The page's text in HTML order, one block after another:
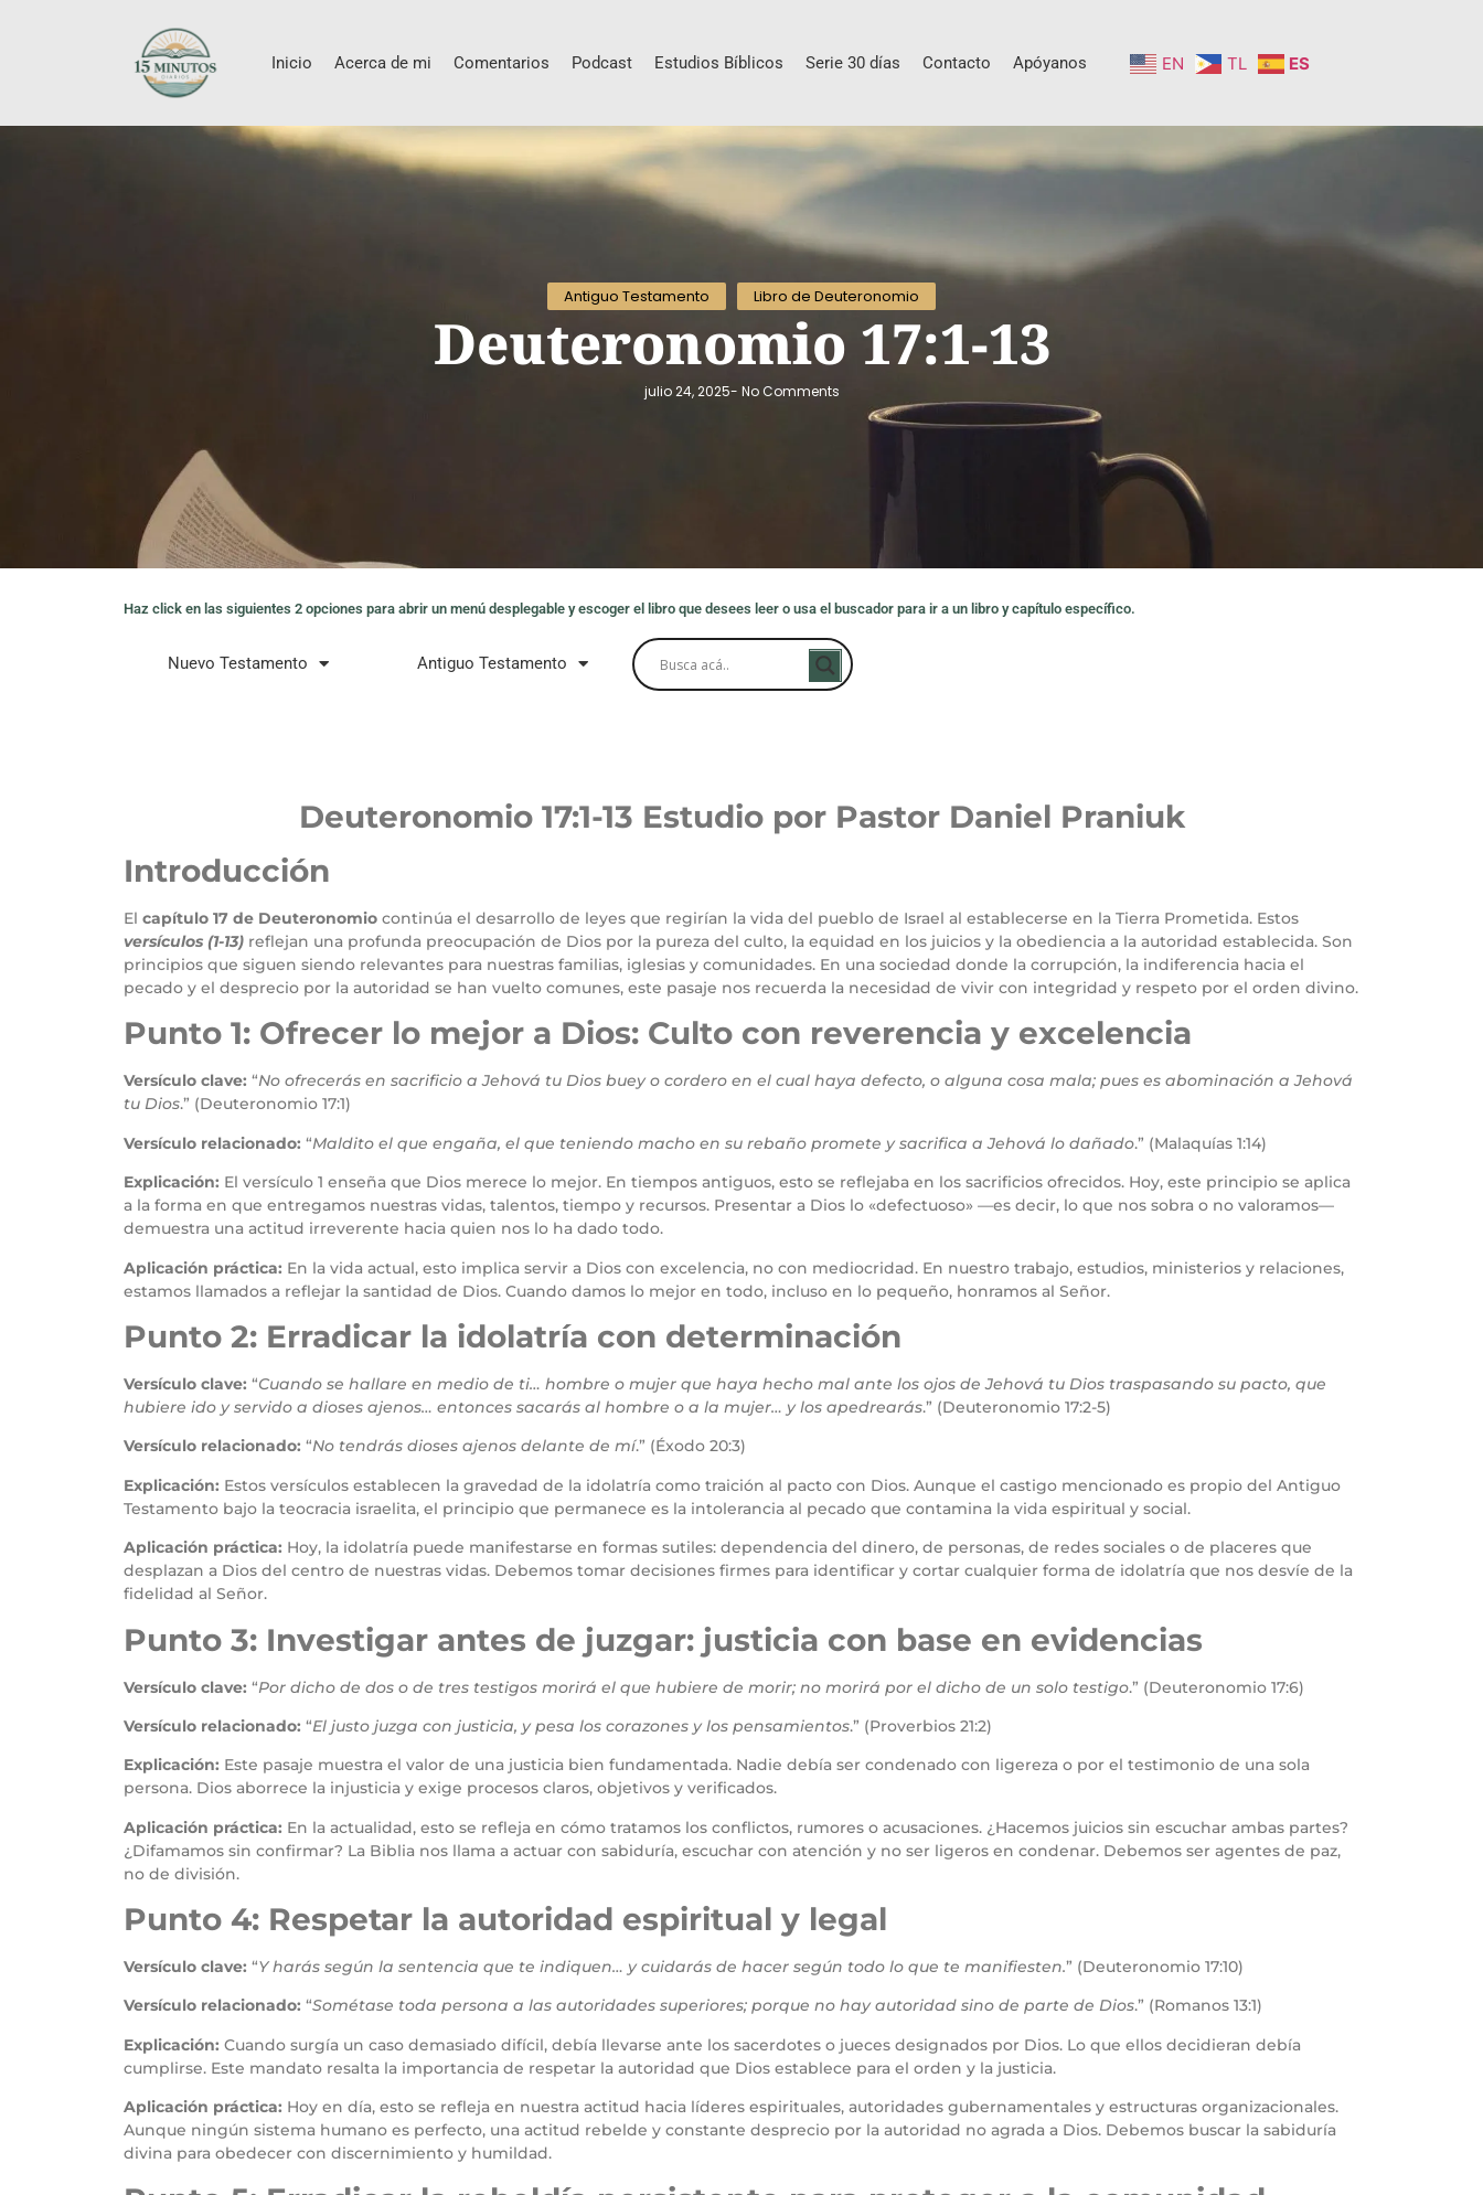
Inicio Acerca de mi Comentarios Podcast Estudios Bíblicos Serie 30 días Contacto Apóyanos EN TL ES
Antiguo Testamento Libro de Deuteronomio
Deuteronomio 17:1-13
julio 24, 2025- No Comments
Haz click en las siguientes 2 opciones para abrir un menú desplegable y escoger el libro que desees leer o usa el buscador para ir a un libro y capítulo específico.
Nuevo Testamento Antiguo Testamento
Deuteronomio 17:1-13 Estudio por Pastor Daniel Praniuk
Introducción
El capítulo 17 de Deuteronomio continúa el desarrollo de leyes que regirían la vida del pueblo de Israel al establecerse en la Tierra Prometida. Estos
versículos (1-13) reflejan una profunda preocupación de Dios por la pureza del culto, la equidad en los juicios y la obediencia a la autoridad establecida. Son
principios que siguen siendo relevantes para nuestras familias, iglesias y comunidades. En una sociedad donde la corrupción, la indiferencia hacia el
pecado y el desprecio por la autoridad se han vuelto comunes, este pasaje nos recuerda la necesidad de vivir con integridad y respeto por el orden divino.
Punto 1: Ofrecer lo mejor a Dios: Culto con reverencia y excelencia
Versículo clave: “No ofrecerás en sacrificio a Jehová tu Dios buey o cordero en el cual haya defecto, o alguna cosa mala; pues es abominación a Jehová
tu Dios.” (Deuteronomio 17:1)
Versículo relacionado: “Maldito el que engaña, el que teniendo macho en su rebaño promete y sacrifica a Jehová lo dañado.” (Malaquías 1:14)
Explicación: El versículo 1 enseña que Dios merece lo mejor. En tiempos antiguos, esto se reflejaba en los sacrificios ofrecidos. Hoy, este principio se aplica
a la forma en que entregamos nuestras vidas, talentos, tiempo y recursos. Presentar a Dios lo «defectuoso» —es decir, lo que nos sobra o no valoramos—
demuestra una actitud irreverente hacia quien nos lo ha dado todo.
Aplicación práctica: En la vida actual, esto implica servir a Dios con excelencia, no con mediocridad. En nuestro trabajo, estudios, ministerios y relaciones,
estamos llamados a reflejar la santidad de Dios. Cuando damos lo mejor en todo, incluso en lo pequeño, honramos al Señor.
Punto 2: Erradicar la idolatría con determinación
Versículo clave: “Cuando se hallare en medio de ti… hombre o mujer que haya hecho mal ante los ojos de Jehová tu Dios traspasando su pacto, que
hubiere ido y servido a dioses ajenos… entonces sacarás al hombre o a la mujer… y los apedrearás.” (Deuteronomio 17:2-5)
Versículo relacionado: “No tendrás dioses ajenos delante de mí.” (Éxodo 20:3)
Explicación: Estos versículos establecen la gravedad de la idolatría como traición al pacto con Dios. Aunque el castigo mencionado es propio del Antiguo
Testamento bajo la teocracia israelita, el principio que permanece es la intolerancia al pecado que contamina la vida espiritual y social.
Aplicación práctica: Hoy, la idolatría puede manifestarse en formas sutiles: dependencia del dinero, de personas, de redes sociales o de placeres que
desplazan a Dios del centro de nuestras vidas. Debemos tomar decisiones firmes para identificar y cortar cualquier forma de idolatría que nos desvíe de la
fidelidad al Señor.
Punto 3: Investigar antes de juzgar: justicia con base en evidencias
Versículo clave: “Por dicho de dos o de tres testigos morirá el que hubiere de morir; no morirá por el dicho de un solo testigo.” (Deuteronomio 17:6)
Versículo relacionado: “El justo juzga con justicia, y pesa los corazones y los pensamientos.” (Proverbios 21:2)
Explicación: Este pasaje muestra el valor de una justicia bien fundamentada. Nadie debía ser condenado con ligereza o por el testimonio de una sola
persona. Dios aborrece la injusticia y exige procesos claros, objetivos y verificados.
Aplicación práctica: En la actualidad, esto se refleja en cómo tratamos los conflictos, rumores o acusaciones. ¿Hacemos juicios sin escuchar ambas partes?
¿Difamamos sin confirmar? La Biblia nos llama a actuar con sabiduría, escuchar con atención y no ser ligeros en condenar. Debemos ser agentes de paz,
no de división.
Punto 4: Respetar la autoridad espiritual y legal
Versículo clave: “Y harás según la sentencia que te indiquen… y cuidarás de hacer según todo lo que te manifiesten.” (Deuteronomio 17:10)
Versículo relacionado: “Sométase toda persona a las autoridades superiores; porque no hay autoridad sino de parte de Dios.” (Romanos 13:1)
Explicación: Cuando surgía un caso demasiado difícil, debía llevarse ante los sacerdotes o jueces designados por Dios. Lo que ellos decidieran debía
cumplirse. Este mandato resalta la importancia de respetar la autoridad que Dios establece para el orden y la justicia.
Aplicación práctica: Hoy en día, esto se refleja en nuestra actitud hacia líderes espirituales, autoridades gubernamentales y estructuras organizacionales.
Aunque ningún sistema humano es perfecto, una actitud rebelde y constante desprecio por la autoridad no agrada a Dios. Debemos buscar la sabiduría
divina para obedecer con discernimiento y humildad.